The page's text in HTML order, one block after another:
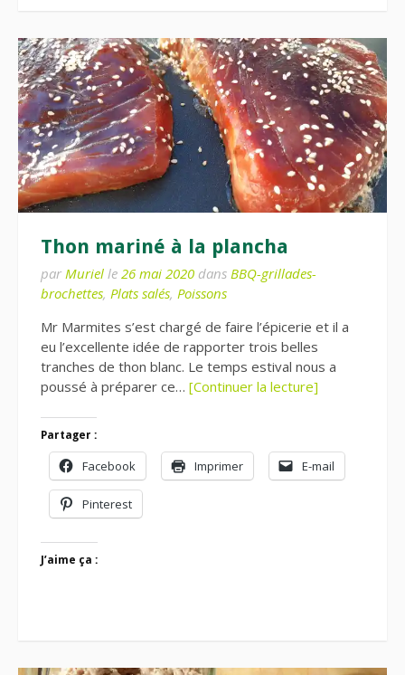
Thon mariné à la plancha
par Muriel le 26 mai 2020 dans BBQ-grillades-
brochettes, Plats salés, Poissons
Mr Marmites s’est chargé de faire l’épicerie et il a
eu l’excellente idée de rapporter trois belles
tranches de thon blanc. Le temps estival nous a
poussé à préparer ce… [Continuer la lecture]
Partager :
Facebook Imprimer E-mail
Pinterest
J’aime ça :